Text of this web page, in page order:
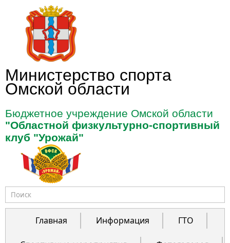
Перейти к основному содержанию
Министерство спорта
Омской области
Бюджетное учреждение Омской области
"Областной физкультурно-спортивный
клуб "Урожай"
Форма поиска
Главная
Информация ГТО